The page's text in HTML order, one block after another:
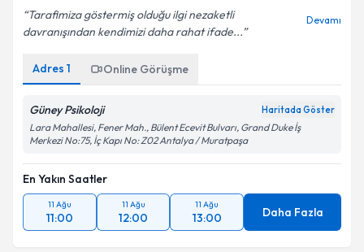
Tarafimiza göstermiş olduğu ilgi nezaketli
davranışından kendimizi daha rahat ifade...
Devamı
Adres 1 Online Görüşme
Güney Psikoloji Haritada Göster
Lara Mahallesi, Fener Mah., Bülent Ecevit Bulvarı, Grand Duke İş
Merkezi No:75, İç Kapı No: Z02 Antalya / Muratpaşa
En Yakın Saatler
11 Ağu
11:00
11 Ağu
12:00
11 Ağu
13:00 Daha Fazla